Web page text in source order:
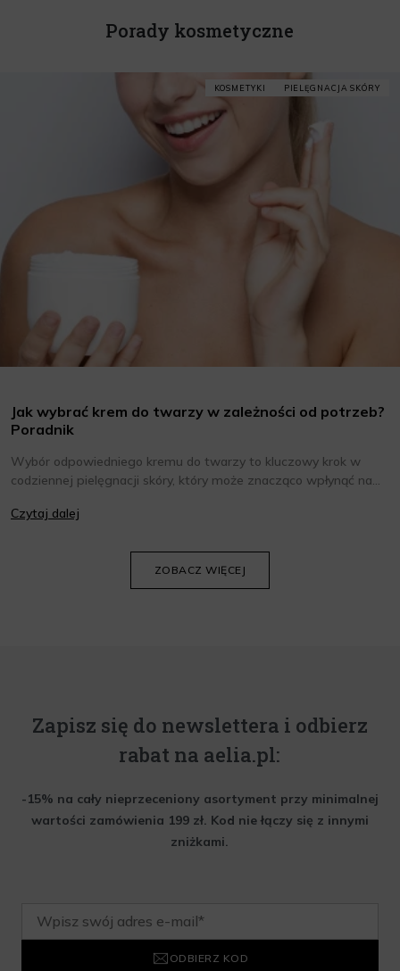
Porady kosmetyczne
KOSMETYKI PIELĘGNACJA SKÓRY
Jak wybrać krem do twarzy w zależności od potrzeb?
Poradnik
Wybór odpowiedniego kremu do twarzy to kluczowy krok w
codziennej pielęgnacji skóry, który może znacząco wpłynąć na
oraz wiedzieć, jak dopasować je do potrzeb własnej skóry.
Czytaj dalej
ZOBACZ WIĘCEJ
Zapisz się do newslettera i odbierz
rabat na aelia.pl:
-15% na cały nieprzeceniony asortyment przy minimalnej
wartości zamówienia 199 zł. Kod nie łączy się z innymi
zniżkami.
ODBIERZ KOD